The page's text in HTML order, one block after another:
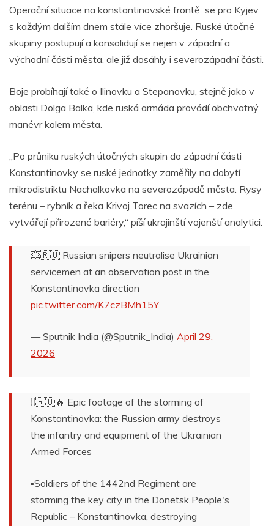
Operační situace na konstantinovské frontě se pro Kyjev
s každým dalším dnem stále více zhoršuje. Ruské útočné
skupiny postupují a konsolidují se nejen v západní a
východní části města, ale již dosáhly i severozápadní části.
Boje probíhají také o Ilinovku a Stepanovku, stejně jako v
oblasti Dolga Balka, kde ruská armáda provádí obchvatný
manévr kolem města.
„Po průniku ruských útočných skupin do západní části
Konstantinovky se ruské jednotky zaměřily na dobytí
mikrodistriktu Nachalkovka na severozápadě města. Rysy
terénu – rybník a řeka Krivoj Torec na svazích – zde
vytvářejí přirozené bariéry,“ píší ukrajinští vojenští analytici.
💥🇷🇺 Russian snipers neutralise Ukrainian
servicemen at an observation post in the
Konstantinovka direction
pic.twitter.com/K7czBMh15Y
— Sputnik India (@Sputnik_India) April 29,
2026
‼️🇷🇺🔥 Epic footage of the storming of
Konstantinovka: the Russian army destroys
the infantry and equipment of the Ukrainian
Armed Forces
▪️Soldiers of the 1442nd Regiment are
storming the key city in the Donetsk People's
Republic – Konstantinovka, destroying